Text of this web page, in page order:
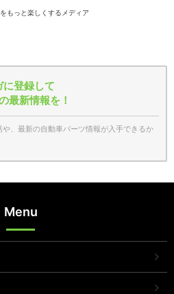
もっと楽しくするメディア
登録して
最新情報を！
、最新の自動車パーツ情報が入手できるか
Menu